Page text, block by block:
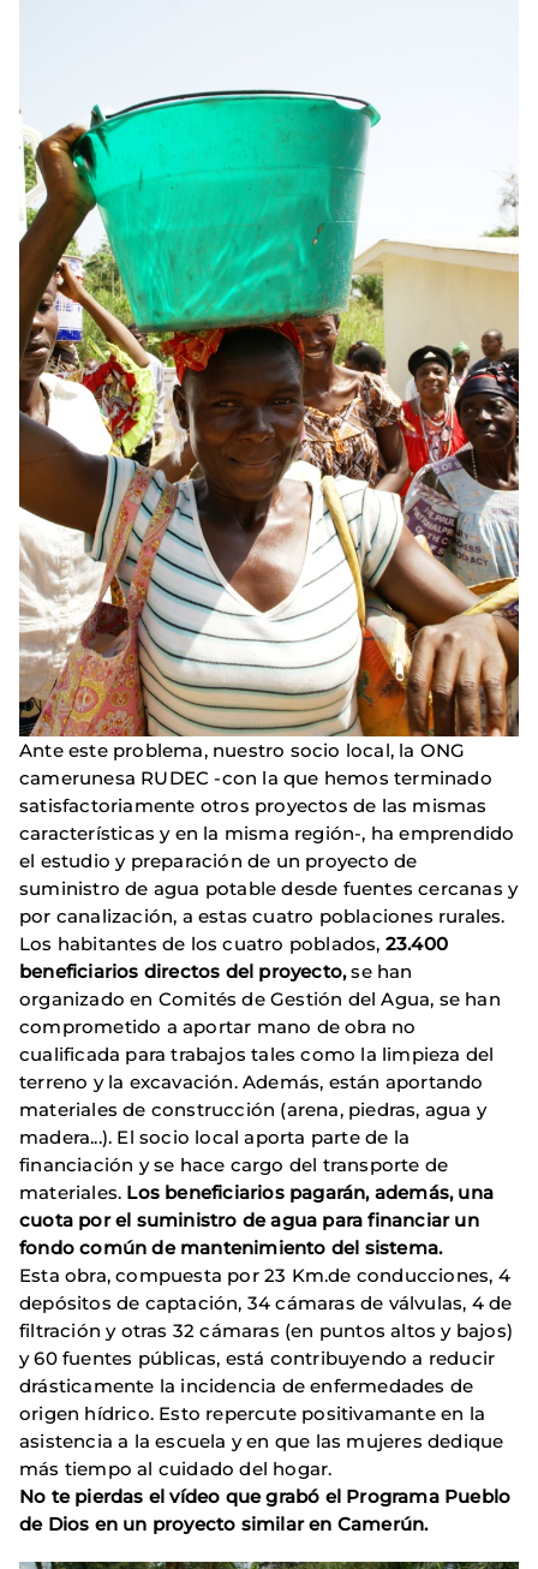
Ante este problema, nuestro socio local, la ONG
camerunesa RUDEC -con la que hemos terminado
satisfactoriamente otros proyectos de las mismas
características y en la misma región-, ha emprendido
el estudio y preparación de un proyecto de
suministro de agua potable desde fuentes cercanas y
por canalización, a estas cuatro poblaciones rurales.
Los habitantes de los cuatro poblados, 23.400
beneficiarios directos del proyecto,se han
organizado en Comités de Gestión del Agua, se han
comprometido a aportar mano de obra no
cualificada para trabajos tales como la limpieza del
terreno y la excavación. Además, están aportando
materiales de construcción (arena, piedras, agua y
madera...). El socio local aporta parte de la
financiación y se hace cargo del transporte de
materiales. Los beneficiarios pagarán, además, una
cuota por el suministro de agua para financiar un
fondo común de mantenimiento del sistema.
Esta obra, compuesta por 23 Km.de conducciones, 4
depósitos de captación, 34 cámaras de válvulas, 4 de
filtración y otras 32 cámaras (en puntos altos y bajos)
y 60 fuentes públicas, está contribuyendo a reducir
drásticamente la incidencia de enfermedades de
origen hídrico. Esto repercute positivamante en la
asistencia a la escuela y en que las mujeres dedique
más tiempo al cuidado del hogar.
No te pierdas el vídeo que grabó el Programa Pueblo
de Dios en un proyecto similar en Camerún.